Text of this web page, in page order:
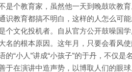
是个教育家，虽然他一天到晚鼓吹教
识教育都搞不明白，这样的人怎么可能
个文化投机者。自从官方公开鼓噪国
名的根本原因。这年月，只要会看风
的“小人”讲成“小孩子”的于丹，不仅是
于在演讲中造声势，以博取人们的眼